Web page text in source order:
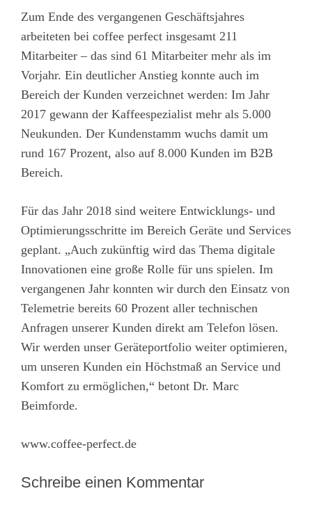
Zum Ende des vergangenen Geschäftsjahres
arbeiteten bei coffee perfect insgesamt 211
Mitarbeiter – das sind 61 Mitarbeiter mehr als im
Vorjahr. Ein deutlicher Anstieg konnte auch im
Bereich der Kunden verzeichnet werden: Im Jahr
2017 gewann der Kaffeespezialist mehr als 5.000
Neukunden. Der Kundenstamm wuchs damit um
rund 167 Prozent, also auf 8.000 Kunden im B2B
Bereich.
Für das Jahr 2018 sind weitere Entwicklungs- und
Optimierungsschritte im Bereich Geräte und Services
geplant. „Auch zukünftig wird das Thema digitale
Innovationen eine große Rolle für uns spielen. Im
vergangenen Jahr konnten wir durch den Einsatz von
Telemetrie bereits 60 Prozent aller technischen
Anfragen unserer Kunden direkt am Telefon lösen.
Wir werden unser Geräteportfolio weiter optimieren,
um unseren Kunden ein Höchstmaß an Service und
Komfort zu ermöglichen,“ betont Dr. Marc
Beimforde.
www.coffee-perfect.de
Schreibe einen Kommentar